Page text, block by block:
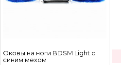
Оковы на ноги BDSM Light с
синим мехом